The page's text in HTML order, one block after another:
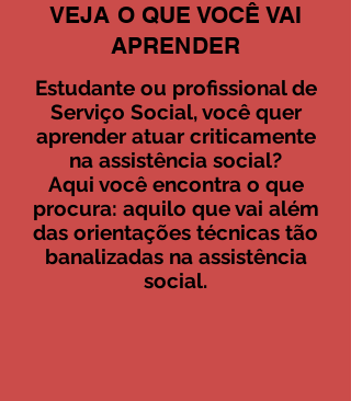
VEJA O QUE VOCÊ VAI
APRENDER
Estudante ou profissional de
Serviço Social, você quer
aprender atuar criticamente
na assistência social?
Aqui você encontra o que
procura: aquilo que vai além
das orientações técnicas tão
banalizadas na assistência
social.